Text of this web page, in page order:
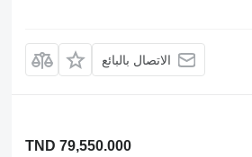
الاتصال بالبائع
TND 79,550.000